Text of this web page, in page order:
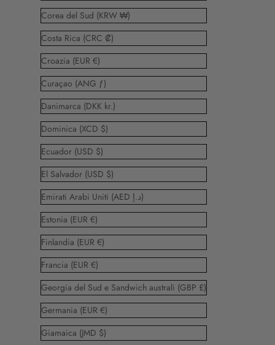
Corea del Sud (KRW ₩)
Costa Rica (CRC ₡)
Croazia (EUR €)
Curaçao (ANG ƒ)
Danimarca (DKK kr.)
Dominica (XCD $)
Ecuador (USD $)
El Salvador (USD $)
Emirati Arabi Uniti (AED د.إ)
Estonia (EUR €)
Finlandia (EUR €)
Francia (EUR €)
Georgia del Sud e Sandwich australi (GBP £)
Germania (EUR €)
Giamaica (JMD $)